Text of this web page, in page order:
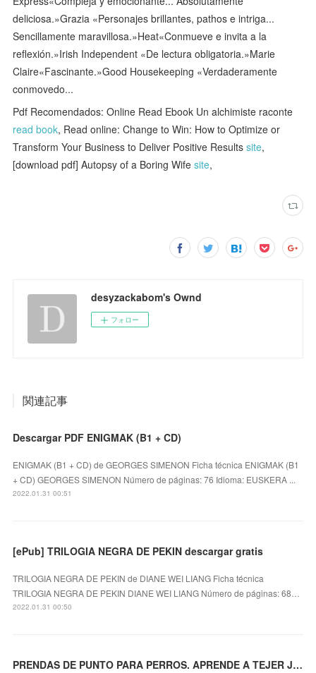
deliciosa.»Grazia «Personajes brillantes, pathos e intriga...
Sencillamente maravillosa.»Heat«Conmueve e invita a la
reflexión.»Irish Independent «De lectura obligatoria.»Marie
Claire«Fascinante.»Good Housekeeping «Verdaderamente
conmovedo...
Pdf Recomendados: Online Read Ebook Un alchimiste raconte
read book, Read online: Change to Win: How to Optimize or
Transform Your Business to Deliver Positive Resultssite,
[download pdf] Autopsy of a Boring Wifesite,
desyzackabom's Ownd
フォロー
関連記事
Descargar PDF ENIGMAK (B1 + CD)
ENIGMAK (B1 + CD) de GEORGES SIMENON Ficha técnica ENIGMAK (B1
+ CD) GEORGES SIMENON Número de páginas: 76 Idioma: EUSKERA ...
2022.01.31 00:51
[ePub] TRILOGIA NEGRA DE PEKIN descargar gratis
TRILOGIA NEGRA DE PEKIN de DIANE WEI LIANG Ficha técnica
TRILOGIA NEGRA DE PEKIN DIANE WEI LIANG Número de páginas: 68…
2022.01.31 00:50
PRENDAS DE PUNTO PARA PERROS. APRENDE A TEJER JERSEIS Y ACCESORIOS PARA MASCOTAS leer pdf